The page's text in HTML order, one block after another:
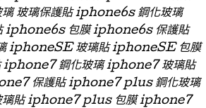
玻璃保護貼 iphone6s 鋼化玻璃
iphone6s 包膜 iphone6s 保護貼
iphoneSE 玻璃貼 iphoneSE 包膜
鋼化玻璃 iphone7 玻璃貼
保護貼 iphone7 plus 鋼化玻璃
貼 iphone7 plus 包膜 iphone7